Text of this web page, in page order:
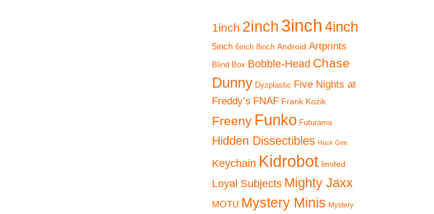
1inch 2inch 3inch4inch
5inch 6inch 8inch Android Artprints
Blind Box Bobble-Head Chase
Dunny Dyzplastic Five Nights at
Freddy’s FNAF Frank Kozik
Freeny Funko Futurama
Hidden Dissectibles Huck Gee
Keychain Kidrobot limited
Loyal Subjects Mighty Jaxx
MOTU Mystery Minis Mystery